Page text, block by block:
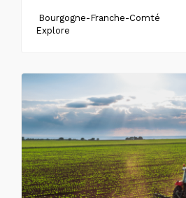
Bourgogne-Franche-Comté
Explore